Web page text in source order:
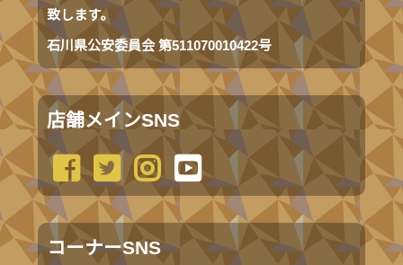
致します。
石川県公安委員会 第511070010422号
店舗メインSNS
コーナーSNS